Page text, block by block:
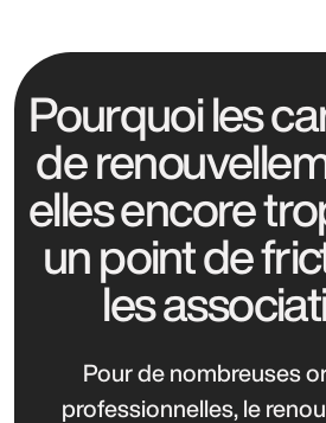
Pourquoi les
de
elles encore
un point de
les
Pour de nombreuses
professionnelles, le